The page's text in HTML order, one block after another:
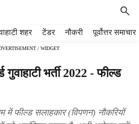
शहर टेंडर नौकरी पूर्वोत्तर समाचार
/ WIDGET
गुवाहाटी भर्ती 2022 - फील्ड
में फील्ड सलाहकार (विपणन) नौकरियों